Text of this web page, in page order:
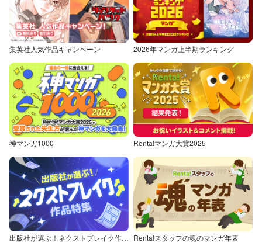
集英社人気作品キャンペーン 2026年マンガ上半期ランキング
神マンガ1000 Renta!マンガ大賞2025
出版社が選ぶ！ネクストブレイク作品特集 Renta!スタッフの魂のマンガ年表